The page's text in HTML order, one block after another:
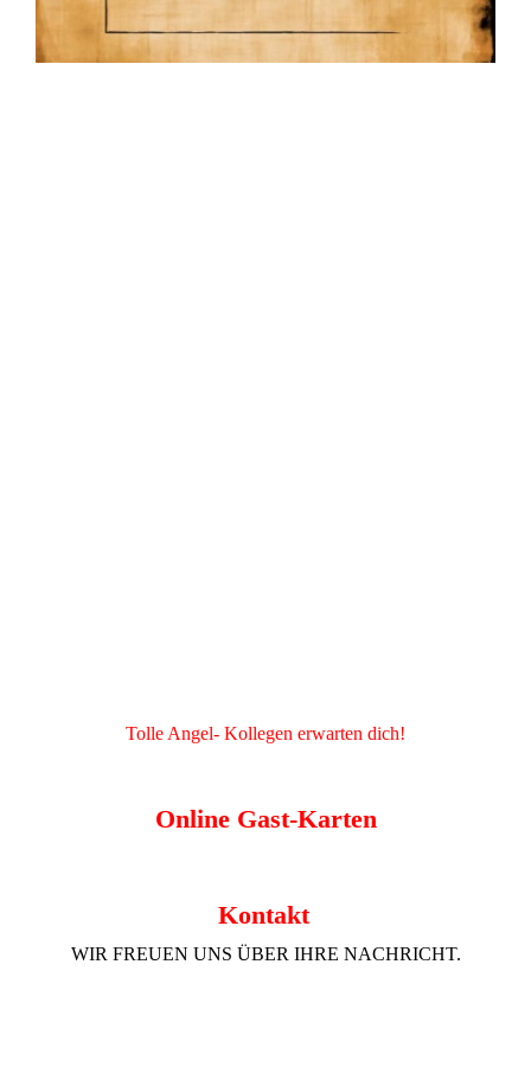
Tolle Angel- Kollegen erwarten dich!
Online Gast-Karten
Kontakt
WIR FREUEN UNS ÜBER IHRE NACHRICHT.